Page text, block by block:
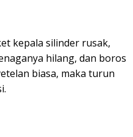
kepala silinder rusak,
hilang, dan boros
biasa, maka turun